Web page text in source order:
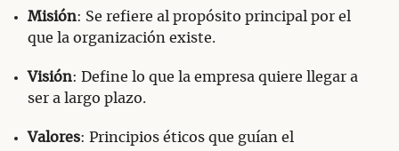
Misión: Se refiere al propósito principal por el
que la organización existe.
Visión: Define lo que la empresa quiere llegar a
ser a largo plazo.
Valores: Principios éticos que guían el